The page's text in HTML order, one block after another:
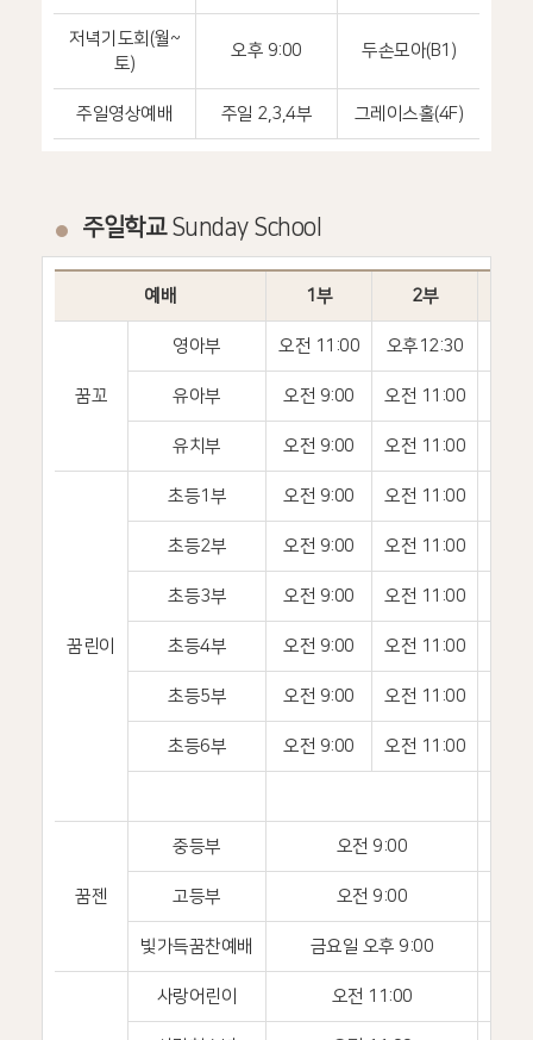
저녁기도회(월~
토)
오후 9:00 두손모아(B1)
주일영상예배 주일 2,3,4부 그레이스홀(4F)
주일학교Sunday School
예배 1부 2부
꿈꼬
영아부 오전 11:00 오후12:30
유아부 오전 9:00 오전 11:00
유치부 오전 9:00 오전 11:00
꿈린이
초등1부 오전 9:00 오전 11:00
초등2부 오전 9:00 오전 11:00
초등3부 오전 9:00 오전 11:00
초등4부 오전 9:00 오전 11:00
초등5부 오전 9:00 오전 11:00
초등6부 오전 9:00 오전 11:00
꿈젠
중등부 오전 9:00
고등부 오전 9:00
빛가득꿈찬예배 금요일 오후 9:00
사랑어린이 오전 11:00